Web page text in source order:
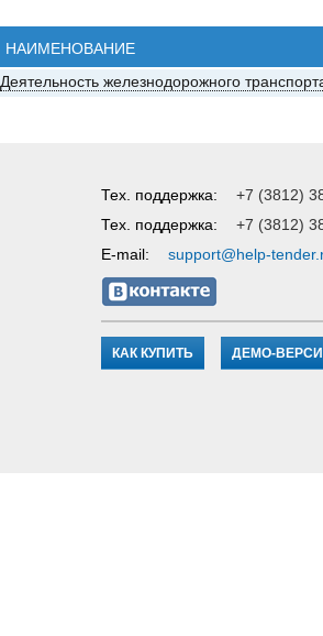
НАИМЕНОВАНИЕ
Деятельность железнодорожного
Тех. поддержка:
+7 (3812)
Тех. поддержка:
+7 (3812)
E-mail:
support@help-
КАК КУПИТЬ ДЕМО-